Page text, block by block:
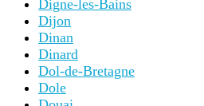
Digne-les-Bains
Dijon
Dinan
Dinard
Dol-de-Bretagne
Dole